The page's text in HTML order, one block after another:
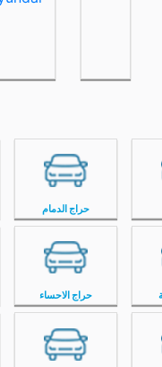
حراج الدمام
حراج الاحساء